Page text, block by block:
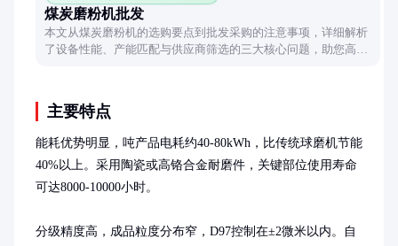
煤炭磨粉机批发
本文从煤炭磨粉机的选购要点到批发采购的注意事项，详细解析
了设备性能、产能匹配与供应商筛选的三大核心问题，助您高效
主要特点
能耗优势明显，吨产品电耗约40-80kWh，比传统球磨机节能
40%以上。采用陶瓷或高铬合金耐磨件，关键部位使用寿命
可达8000-10000小时。
分级精度高，成品粒度分布窄，D97控制在±2微米以内。自